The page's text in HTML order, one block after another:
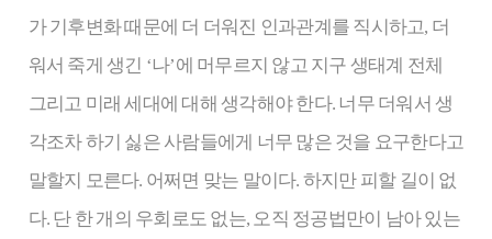
가 기후변화 때문에 더 더워진 인과관계를 직시하고, 더
워서 죽게 생긴 ‘나’에 머무르지 않고 지구 생태계 전체
그리고 미래 세대에 대해 생각해야 한다. 너무 더워서 생
각조차 하기 싫은 사람들에게 너무 많은 것을 요구한다고
말할지 모른다. 어쩌면 맞는 말이다. 하지만 피할 길이 없
다. 단 한 개의 우회로도 없는, 오직 정공법만이 남아 있는